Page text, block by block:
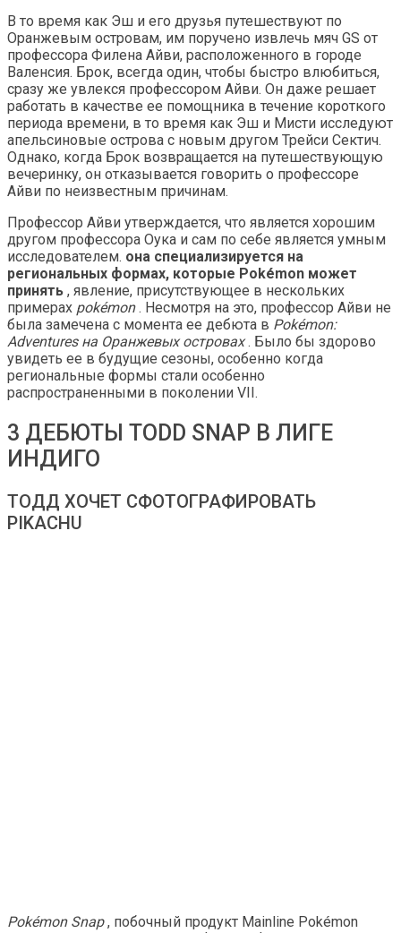
В то время как Эш и его друзья путешествуют по
Оранжевым островам, им поручено извлечь мяч GS от
профессора Филена Айви, расположенного в городе
Валенсия. Брок, всегда один, чтобы быстро влюбиться,
сразу же увлекся профессором Айви. Он даже решает
работать в качестве ее помощника в течение короткого
периода времени, в то время как Эш и Мисти исследуют
апельсиновые острова с новым другом Трейси Сектич.
Однако, когда Брок возвращается на путешествующую
вечеринку, он отказывается говорить о профессоре
Айви по неизвестным причинам.
Профессор Айви утверждается, что является хорошим
другом профессора Оука и сам по себе является умным
исследователем. она специализируется на
региональных формах, которые Pokémon может
принять , явление, присутствующее в нескольких
примерах pokémon. Несмотря на это, профессор Айви не
была замечена с момента ее дебюта в Pokémon:
Adventures на Оранжевых островах. Было бы здорово
увидеть ее в будущие сезоны, особенно когда
региональные формы стали особенно
распространенными в поколении VII.
3 ДЕБЮТЫ TODD SNAP В ЛИГЕ
ИНДИГО
ТОДД ХОЧЕТ СФОТОГРАФИРОВАТЬ
PIKACHU
Pokémon Snap, побочный продукт Mainline Pokémon